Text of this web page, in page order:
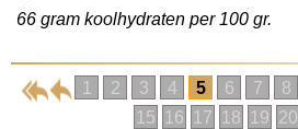
66 gram koolhydraten per 100 gr.
1 2 3 4 5 6 7 8
15
16 17 18 19 20